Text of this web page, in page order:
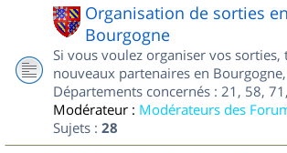
Organisation de sorties
Bourgogne
Si vous voulez organiser vos sorties,
nouveaux partenaires en
Départements concernés : 21, 58,
Modérateur : Modérateurs des
Sujets : 28